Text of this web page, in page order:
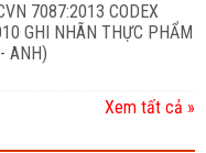
7087:2013 CODEX
GHI NHÃN THỰC PHẨM
ANH)
Xem tất cả »